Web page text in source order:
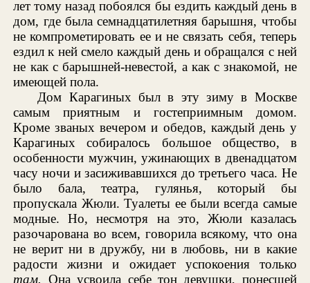
лет тому назад побоялся бы ездить каждый день в
дом, где была семнадцатилетняя барышня, чтобы
не компрометировать ее и не связать себя, теперь
ездил к ней смело каждый день и обращался с ней
не как с барышней-невестой, а как с знакомой, не
имеющей пола.
Дом Карагиных был в эту зиму в Москве
самым приятным и гостеприимным домом.
Кроме званых вечером и обедов, каждый день у
Карагиных собиралось большое общество, в
особенности мужчин, ужинающих в двенадцатом
часу ночи и засиживавшихся до третьего часа. Не
было бала, театра, гулянья, который бы
пропускала Жюли. Туалеты ее были всегда самые
модные. Но, несмотря на это, Жюли казалась
разочарована во всем, говорила всякому, что она
не верит ни в дружбу, ни в любовь, ни в какие
радости жизни и ожидает успокоения только
там. Она усвоила себе тон девушки, понесшей